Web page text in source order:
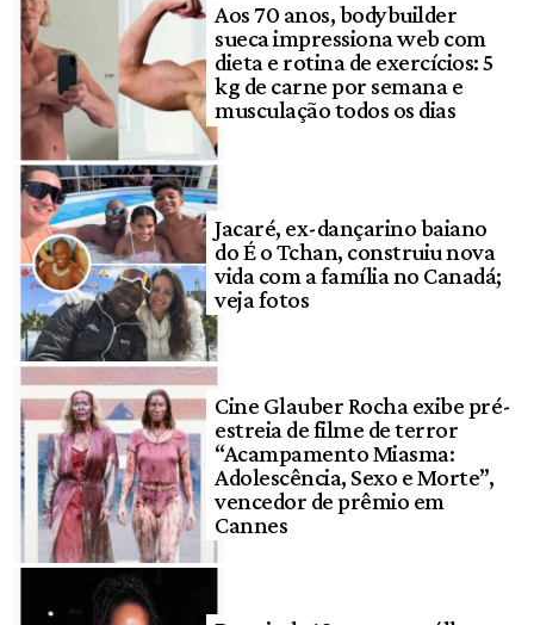
Aos 70 anos, bodybuilder
sueca impressiona web com
dieta e rotina de exercícios: 5
kg de carne por semana e
musculação todos os dias
Jacaré, ex-dançarino baiano
do É o Tchan, construiu nova
vida com a família no Canadá;
veja fotos
Cine Glauber Rocha exibe pré-
estreia de filme de terror
“Acampamento Miasma:
Adolescência, Sexo e Morte”,
vencedor de prêmio em
Cannes